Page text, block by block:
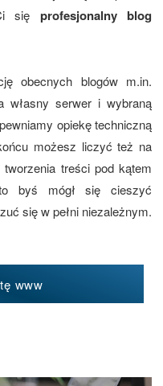
się profesjonalny blog
obecnych blogów m.in.
własny serwer i wybraną
opiekę techniczną
możesz liczyć też na
treści pod kątem
byś mógł się cieszyć
się w pełni niezależnym.
www